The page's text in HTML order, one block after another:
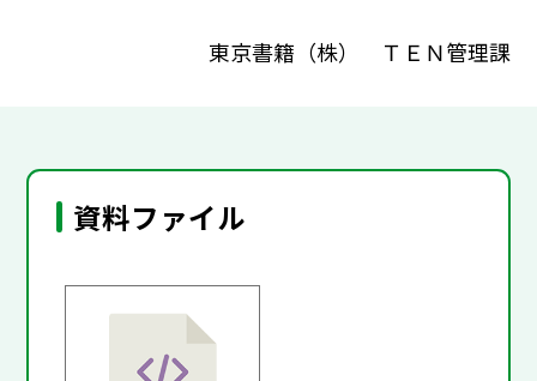
東京書籍（株） ＴＥＮ管理課
資料ファイル